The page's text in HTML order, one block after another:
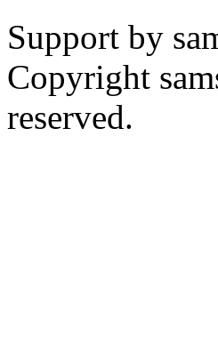
Support by
Copyright
reserved.